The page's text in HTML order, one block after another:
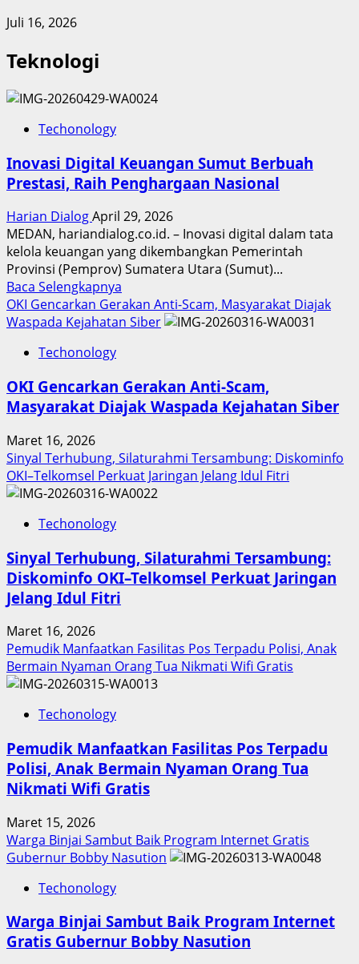
Juli 16, 2026
Teknologi
Techonology
Inovasi Digital Keuangan Sumut Berbuah
Prestasi, Raih Penghargaan Nasional
Harian DialogApril 29, 2026
MEDAN, hariandialog.co.id. – Inovasi digital dalam tata
kelola keuangan yang dikembangkan Pemerintah
Provinsi (Pemprov) Sumatera Utara (Sumut)...
Baca Selengkapnya
more
about
Sumut
Berbuah
Penghargaan
Nasional
OKI Gencarkan Gerakan Anti-Scam, Masyarakat Diajak
Waspada Kejahatan Siber
Techonology
OKI Gencarkan Gerakan Anti-Scam,
Masyarakat Diajak Waspada Kejahatan Siber
Maret 16, 2026
Sinyal Terhubung, Silaturahmi Tersambung: Diskominfo
OKI–Telkomsel Perkuat Jaringan Jelang Idul Fitri
Techonology
Sinyal Terhubung, Silaturahmi Tersambung:
Diskominfo OKI–Telkomsel Perkuat Jaringan
Jelang Idul Fitri
Maret 16, 2026
Pemudik Manfaatkan Fasilitas Pos Terpadu Polisi, Anak
Bermain Nyaman Orang Tua Nikmati Wifi Gratis
Techonology
Pemudik Manfaatkan Fasilitas Pos Terpadu
Polisi, Anak Bermain Nyaman Orang Tua
Nikmati Wifi Gratis
Maret 15, 2026
Warga Binjai Sambut Baik Program Internet Gratis
Gubernur Bobby Nasution
Techonology
Warga Binjai Sambut Baik Program Internet
Gratis Gubernur Bobby Nasution